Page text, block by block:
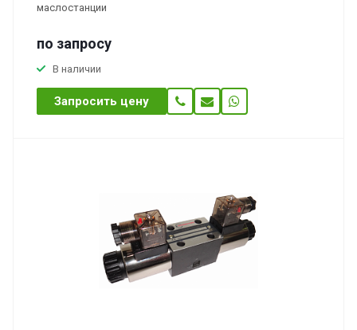
маслостанции
по запросу
В наличии
Запросить цену